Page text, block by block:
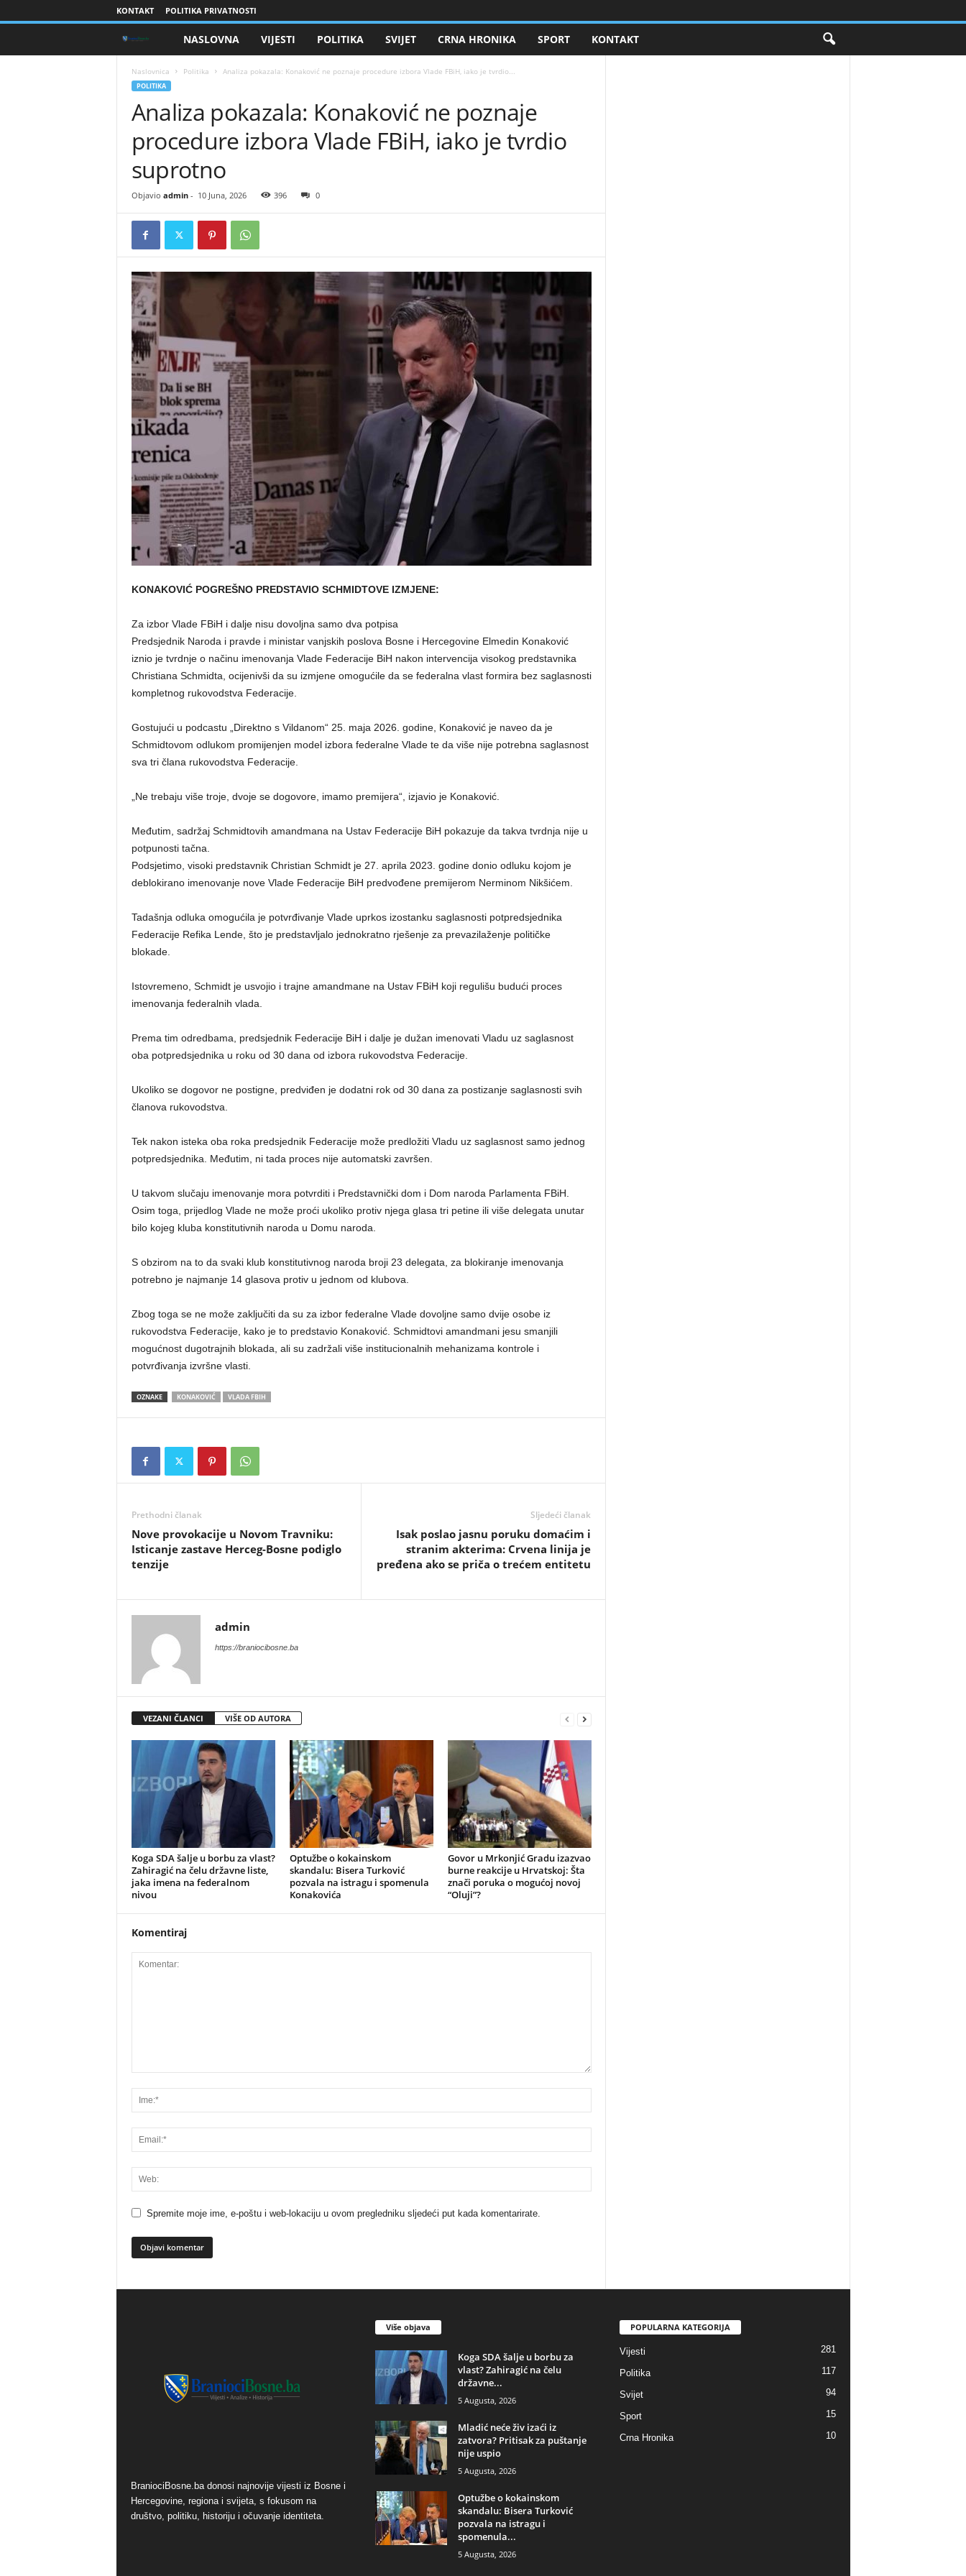
KONTAKT POLITIKA PRIVATNOSTI
a
i
o
i
s
n
e
NASLOVNA VIJESTI POLITIKA SVIJET CRNA HRONIKA SPORT KONTAKT
Naslovnica Politika Analiza pokazala: Konaković ne poznaje procedure izbora Vlade FBiH, iako je tvrdio...
POLITIKA
Analiza pokazala: Konaković ne poznaje
procedure izbora Vlade FBiH, iako je tvrdio
suprotno
Objavio admin- 10 Juna, 2026 396 0
KONAKOVIĆ POGREŠNO PREDSTAVIO SCHMIDTOVE IZMJENE:
Za izbor Vlade FBiH i dalje nisu dovoljna samo dva potpisa
Predsjednik Naroda i pravde i ministar vanjskih poslova Bosne i Hercegovine Elmedin Konaković
iznio je tvrdnje o načinu imenovanja Vlade Federacije BiH nakon intervencija visokog predstavnika
Christiana Schmidta, ocijenivši da su izmjene omogućile da se federalna vlast formira bez saglasnosti
kompletnog rukovodstva Federacije.
Gostujući u podcastu „Direktno s Vildanom“ 25. maja 2026. godine, Konaković je naveo da je
Schmidtovom odlukom promijenjen model izbora federalne Vlade te da više nije potrebna saglasnost
sva tri člana rukovodstva Federacije.
„Ne trebaju više troje, dvoje se dogovore, imamo premijera“, izjavio je Konaković.
Međutim, sadržaj Schmidtovih amandmana na Ustav Federacije BiH pokazuje da takva tvrdnja nije u
potpunosti tačna.
Podsjetimo, visoki predstavnik Christian Schmidt je 27. aprila 2023. godine donio odluku kojom je
deblokirano imenovanje nove Vlade Federacije BiH predvođene premijerom Nerminom Nikšićem.
Tadašnja odluka omogućila je potvrđivanje Vlade uprkos izostanku saglasnosti potpredsjednika
Federacije Refika Lende, što je predstavljalo jednokratno rješenje za prevazilaženje političke
blokade.
Istovremeno, Schmidt je usvojio i trajne amandmane na Ustav FBiH koji regulišu budući proces
imenovanja federalnih vlada.
Prema tim odredbama, predsjednik Federacije BiH i dalje je dužan imenovati Vladu uz saglasnost
oba potpredsjednika u roku od 30 dana od izbora rukovodstva Federacije.
Ukoliko se dogovor ne postigne, predviđen je dodatni rok od 30 dana za postizanje saglasnosti svih
članova rukovodstva.
Tek nakon isteka oba roka predsjednik Federacije može predložiti Vladu uz saglasnost samo jednog
potpredsjednika. Međutim, ni tada proces nije automatski završen.
U takvom slučaju imenovanje mora potvrditi i Predstavnički dom i Dom naroda Parlamenta FBiH.
Osim toga, prijedlog Vlade ne može proći ukoliko protiv njega glasa tri petine ili više delegata unutar
bilo kojeg kluba konstitutivnih naroda u Domu naroda.
S obzirom na to da svaki klub konstitutivnog naroda broji 23 delegata, za blokiranje imenovanja
potrebno je najmanje 14 glasova protiv u jednom od klubova.
Zbog toga se ne može zaključiti da su za izbor federalne Vlade dovoljne samo dvije osobe iz
rukovodstva Federacije, kako je to predstavio Konaković. Schmidtovi amandmani jesu smanjili
mogućnost dugotrajnih blokada, ali su zadržali više institucionalnih mehanizama kontrole i
potvrđivanja izvršne vlasti.
OZNAKE KONAKOVIĆ VLADA FBIH
Prethodni članak
​Nove provokacije u Novom Travniku:
Isticanje zastave Herceg-Bosne podiglo
tenzije
Sljedeći članak
Isak poslao jasnu poruku domaćim i
stranim akterima: Crvena linija je
pređena ako se priča o trećem entitetu
admin
https://braniocibosne.ba
VEZANI ČLANCI VIŠE OD AUTORA
​Koga SDA šalje u borbu za vlast?
Zahiragić na čelu državne liste,
jaka imena na federalnom
nivou
​Optužbe o kokainskom
skandalu: Bisera Turković
pozvala na istragu i spomenula
Konakovića
​Govor u Mrkonjić Gradu izazvao
burne reakcije u Hrvatskoj: Šta
znači poruka o mogućoj novoj
“Oluji”?
Komentiraj
Spremite moje ime, e-poštu i web-lokaciju u ovom pregledniku sljedeći put kada komentarirate.
BraniociBosne.ba donosi najnovije vijesti iz Bosne i
Hercegovine, regiona i svijeta, s fokusom na
društvo, politiku, historiju i očuvanje identiteta.
Više objava
​Koga SDA šalje u borbu za
vlast? Zahiragić na čelu
državne...
5 Augusta, 2026
​Mladić neće živ izaći iz
zatvora? Pritisak za puštanje
nije uspio
5 Augusta, 2026
​Optužbe o kokainskom
skandalu: Bisera Turković
pozvala na istragu i
spomenula...
5 Augusta, 2026
POPULARNA KATEGORIJA
Vijesti 281
Politika 117
Svijet 94
Sport 15
Crna Hronika 10